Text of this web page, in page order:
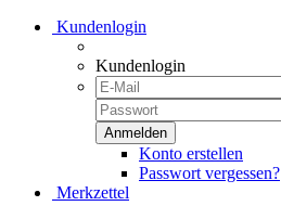
Kundenlogin
Kundenlogin
Konto erstellen
Passwort vergessen?
Merkzettel